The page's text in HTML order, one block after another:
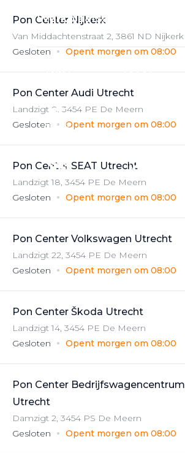
Werkplaatsafspraak
Pon Center Nijkerk
Van Middachtenstraat 2, 3861 ND Nijkerk
Gesloten
Opent morgen om 08:00
Pon Center Audi Utrecht
Landzigt 8, 3454 PE De Meern
Gesloten
Opent morgen om 08:00
Pon Center SEAT Utrecht
Landzigt 18, 3454 PE De Meern
Gesloten
Opent morgen om 08:00
Pon Center Volkswagen Utrecht
Landzigt 22, 3454 PE De Meern
Gesloten
Opent morgen om 08:00
Pon Center Škoda Utrecht
Landzigt 14, 3454 PE De Meern
Gesloten
Opent morgen om 08:00
Pon Center Bedrijfswagencentrum
Utrecht
Damzigt 2, 3454 PS De Meern
Gesloten
Opent morgen om 08:00